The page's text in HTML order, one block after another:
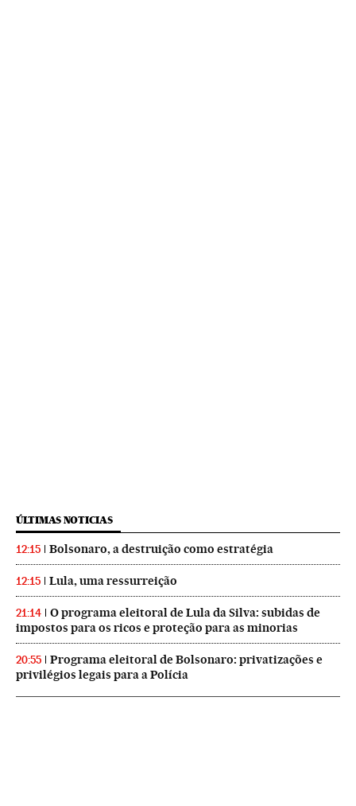
ÚLTIMAS NOTICIAS
12:15 Bolsonaro, a destruição como estratégia
12:15 Lula, uma ressurreição
21:14
O programa eleitoral de Lula da Silva: subidas de
impostos para os ricos e proteção para as minorias
20:55
Programa eleitoral de Bolsonaro: privatizações e
privilégios legais para a Polícia